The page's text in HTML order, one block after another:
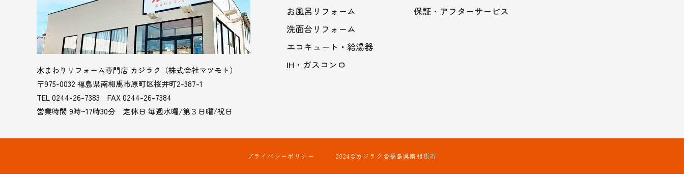
水まわりリフォーム専門店 カジラク （株式会社マツモト）
〒975-0032 福島県南相馬市原町区桜井町2-387-1
TEL 0244-26-7383 FAX 0244-26-7384
営業時間 9時~17時30分 定休日 毎週水曜/第３日曜/祝日
お風呂リフォーム
洗面台リフォーム
エコキュート・給湯器
IH・ガスコンロ
保証・アフターサービス
プライバシーポリシー 2024©カジラク＠福島県南相馬市